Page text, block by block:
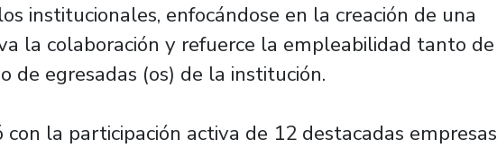
institucionales, enfocándose en la creación de una
la colaboración y refuerce la empleabilidad tanto de
de egresadas (os) de la institución.
con la participación activa de 12 destacadas empresas